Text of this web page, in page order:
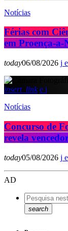
Notícias
Férias com
em Proença-a-
today06/08/2026
insert_link
Notícias
Concurso de
revela
today05/08/2026
AD
search